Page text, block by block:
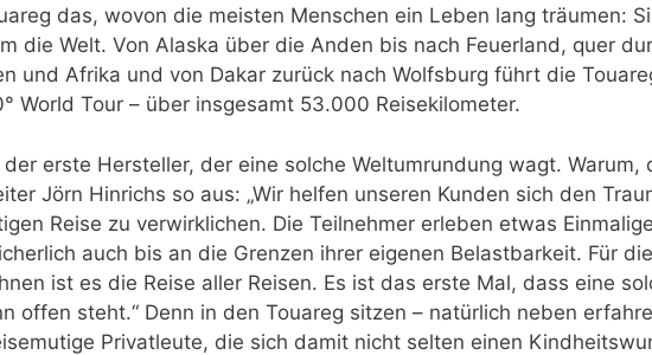
das, wovon die meisten Menschen ein Leben lang träumen:
die Welt. Von Alaska über die Anden bis nach Feuerland, quer
und Afrika und von Dakar zurück nach Wolfsburg führt die
World Tour – über insgesamt 53.000 Reisekilometer.
erste Hersteller, der eine solche Weltumrundung wagt. Warum,
Jörn Hinrichs so aus: „Wir helfen unseren Kunden sich den
Reise zu verwirklichen. Die Teilnehmer erleben etwas
auch bis an die Grenzen ihrer eigenen Belastbarkeit. Für die
ist es die Reise aller Reisen. Es ist das erste Mal, dass eine
offen steht.“ Denn in den Touareg sitzen – natürlich neben
Privatleute, die sich damit nicht selten einen